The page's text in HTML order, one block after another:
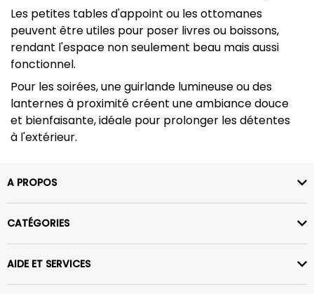
Les petites tables d'appoint ou les ottomanes
peuvent être utiles pour poser livres ou boissons,
rendant l'espace non seulement beau mais aussi
fonctionnel.
Pour les soirées, une guirlande lumineuse ou des
lanternes à proximité créent une ambiance douce
et bienfaisante, idéale pour prolonger les détentes
à l'extérieur.
A PROPOS
CATÉGORIES
AIDE ET SERVICES